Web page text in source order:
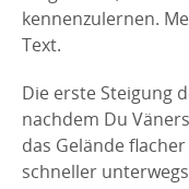
kennenzulernen.
Text.
Die erste Steigung
nachdem Du
das Gelände
schneller